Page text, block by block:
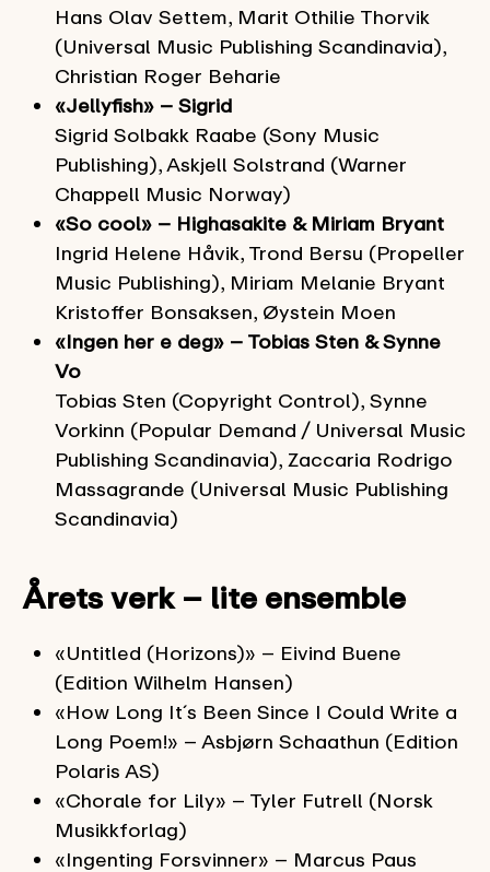
Hans Olav Settem, Marit Othilie Thorvik
(Universal Music Publishing Scandinavia),
Christian Roger Beharie
«Jellyfish» – Sigrid
Sigrid Solbakk Raabe (Sony Music
Publishing), Askjell Solstrand (Warner
Chappell Music Norway)
«So cool» – Highasakite & Miriam Bryant
Ingrid Helene Håvik, Trond Bersu (Propeller
Music Publishing), Miriam Melanie Bryant
Kristoffer Bonsaksen, Øystein Moen
«Ingen her e deg» – Tobias Sten & Synne
Vo
Tobias Sten (Copyright Control), Synne
Vorkinn (Popular Demand / Universal Music
Publishing Scandinavia), Zaccaria Rodrigo
Massagrande (Universal Music Publishing
Scandinavia)
Årets verk – lite ensemble
«Untitled (Horizons)» – Eivind Buene
(Edition Wilhelm Hansen)
«How Long It´s Been Since I Could Write a
Long Poem!» – Asbjørn Schaathun (Edition
Polaris AS)
«Chorale for Lily» – Tyler Futrell (Norsk
Musikkforlag)
«Ingenting Forsvinner» – Marcus Paus